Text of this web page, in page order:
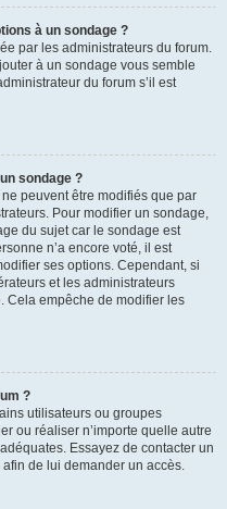
à un sondage ?
par les administrateurs du forum.
à un sondage vous semble
du forum s’il est
sondage ?
peuvent être modifiés que par
Pour modifier un sondage,
du sujet car le sondage est
n’a encore voté, il est
ses options. Cependant, si
et les administrateurs
Cela empêche de modifier les
?
utilisateurs ou groupes
ou réaliser n’importe quelle autre
Essayez de contacter un
de lui demander un accès.